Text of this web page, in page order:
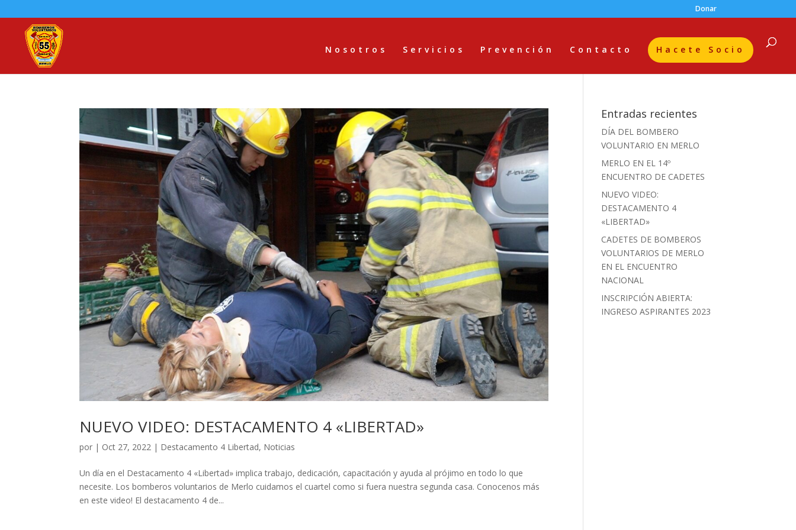
Donar
Nosotros Servicios Prevención Contacto Hacete Socio
NUEVO VIDEO: DESTACAMENTO 4 «LIBERTAD»
por | Oct 27, 2022 | Destacamento 4 Libertad, Noticias
Un día en el Destacamento 4 «Libertad» implica trabajo, dedicación, capacitación y ayuda al prójimo en todo lo que
necesite. Los bomberos voluntarios de Merlo cuidamos el cuartel como si fuera nuestra segunda casa. Conocenos más
en este video! El destacamento 4 de...
Entradas recientes
DÍA DEL BOMBERO
VOLUNTARIO EN MERLO
MERLO EN EL 14º
ENCUENTRO DE CADETES
NUEVO VIDEO:
DESTACAMENTO 4
«LIBERTAD»
CADETES DE BOMBEROS
VOLUNTARIOS DE MERLO
EN EL ENCUENTRO
NACIONAL
INSCRIPCIÓN ABIERTA:
INGRESO ASPIRANTES 2023